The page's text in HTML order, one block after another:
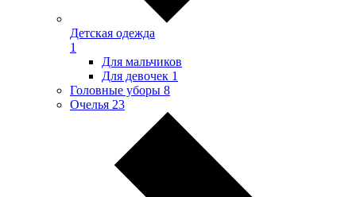
Детская одежда
1
Для мальчиков
Для девочек 1
Головные уборы 8
Очелья 23